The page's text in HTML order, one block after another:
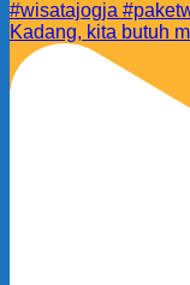
Kadang, kita butuh